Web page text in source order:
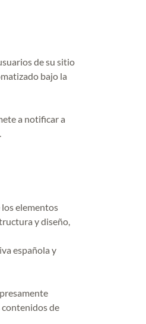
de su sitio
bajo la
a notificar a
los elementos
y diseño,
española y
de